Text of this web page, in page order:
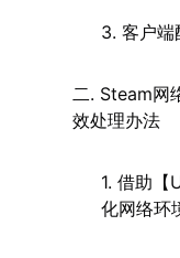
3. 客户端
二. Steam网
效处理办法
1. 借助【
化网络环